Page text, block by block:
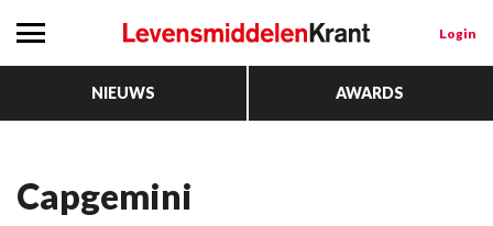
Login
NIEUWS AWARDS
Capgemini